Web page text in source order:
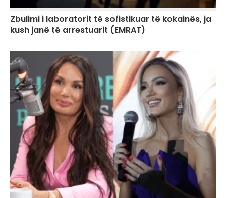
Zbulimi i laboratorit të sofistikuar të kokainës, ja
kush janë të arrestuarit (EMRAT)